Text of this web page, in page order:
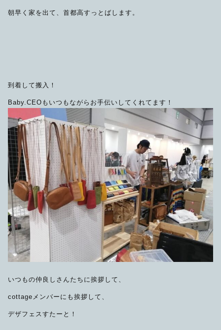
朝早く家を出て、首都高すっとばします。
到着して搬入！
Baby.CEOもいつもながらお手伝いしてくれてます！
いつもの仲良しさんたちに挨拶して、
cottageメンバーにも挨拶して、
デザフェスすたーと！
【Italy】
アパレル・ステッカー
その他